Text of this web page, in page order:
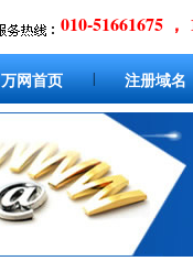
010-51661675 ，
万网首页 注册域名